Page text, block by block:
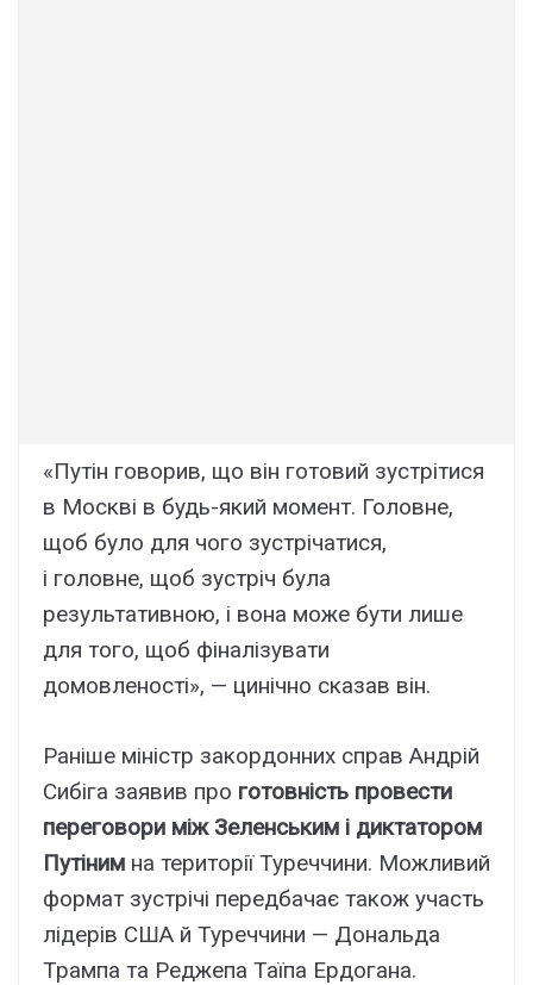
«Путін говорив, що він готовий зустрітися
в Москві в будь-який момент. Головне,
щоб було для чого зустрічатися,
і головне, щоб зустріч була
результативною, і вона може бути лише
для того, щоб фіналізувати
домовленості», — цинічно сказав він.
Раніше міністр закордонних справ Андрій
Сибіга заявив про готовність провести
переговори між Зеленським і диктатором
Путіним на території Туреччини. Можливий
формат зустрічі передбачає також участь
лідерів США й Туреччини — Дональда
Трампа та Реджепа Таїпа Ердогана.